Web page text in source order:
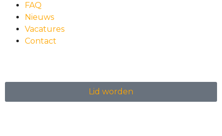
FAQ
Nieuws
Vacatures
Contact
Lid worden